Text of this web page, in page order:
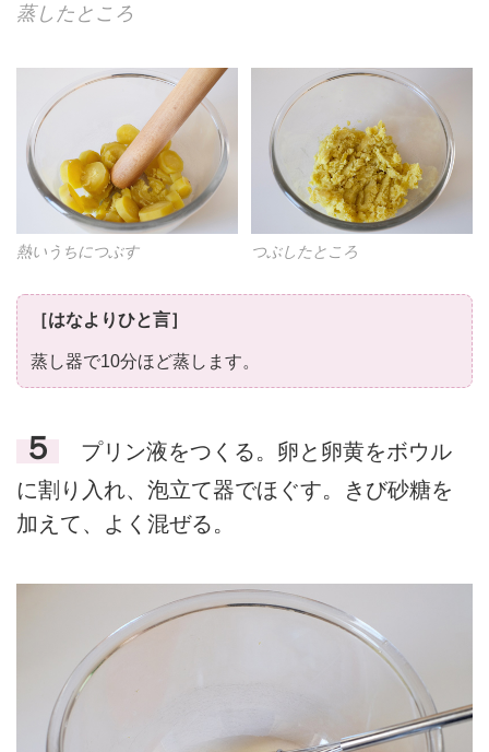
蒸したところ
熱いうちにつぶす つぶしたところ
［はなよりひと言］
蒸し器で10分ほど蒸します。
５
プリン液をつくる。卵と卵黄をボウル
に割り入れ、泡立て器でほぐす。きび砂糖を
加えて、よく混ぜる。